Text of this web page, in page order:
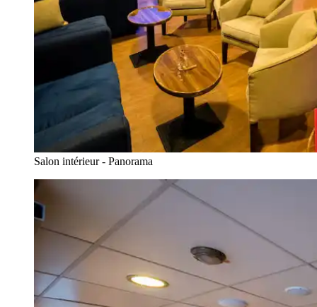
Salon intérieur - Panorama